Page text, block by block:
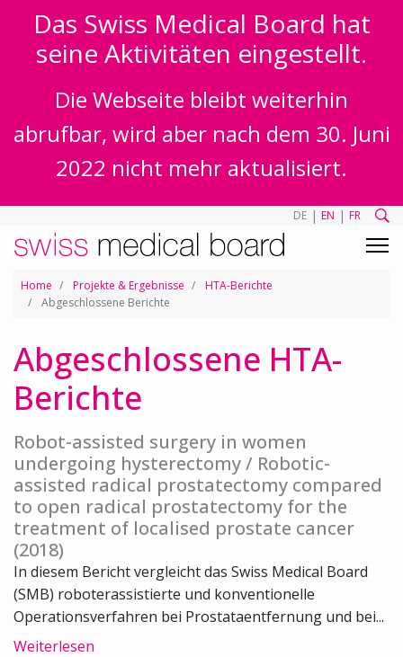
Das Swiss Medical Board hat
seine Aktivitäten eingestellt.
Die Webseite bleibt weiterhin
abrufbar, wird aber nach dem 30. Juni
2022 nicht mehr aktualisiert.
DE | EN | FR
Home Projekte & Ergebnisse
HTA-Berichte
Abgeschlossene Berichte
Abgeschlossene HTA-
Berichte
Robot-assisted surgery in women
undergoing hysterectomy / Robotic-
assisted radical prostatectomy compared
to open radical prostatectomy for the
treatment of localised prostate cancer
(2018)
In diesem Bericht vergleicht das Swiss Medical Board
(SMB) roboterassistierte und konventionelle
Operationsverfahren bei Prostataentfernung und bei...
Weiterlesen